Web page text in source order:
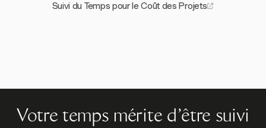
Suivi du Temps pour le Coût des Projets
Votre temps mérite d'être suivi